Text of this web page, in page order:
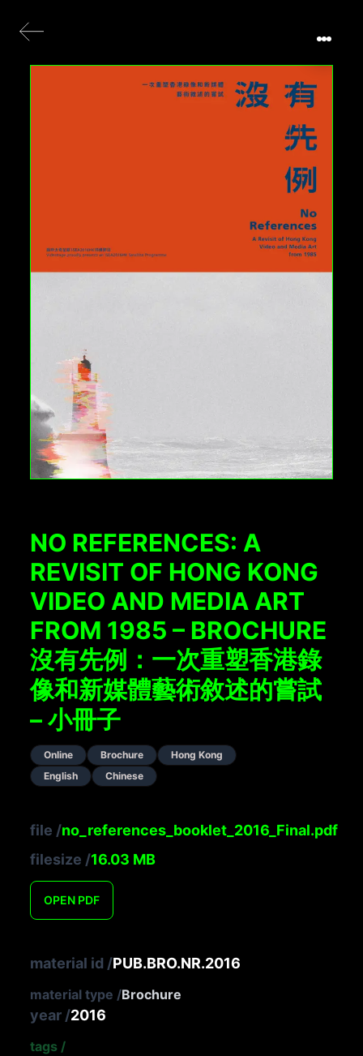
NO REFERENCES: A
REVISIT OF HONG KONG
VIDEO AND MEDIA ART
FROM 1985 – BROCHURE
沒有先例：一次重塑香港錄
像和新媒體藝術敘述的嘗試
– 小冊子
Online Brochure
Hong Kong
English
Chinese
file /no_references_booklet_2016_Final.pdf
filesize /16.03 MB
OPEN PDF
material id /PUB.BRO.NR.2016
material type /Brochure
year /2016
tags /